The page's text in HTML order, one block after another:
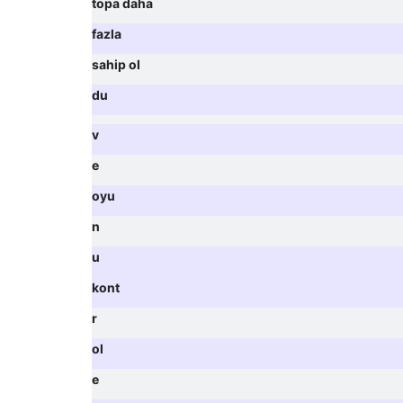
topa daha
fazla
sahip ol
du
v
e
oyu
n
u
kont
r
ol
e